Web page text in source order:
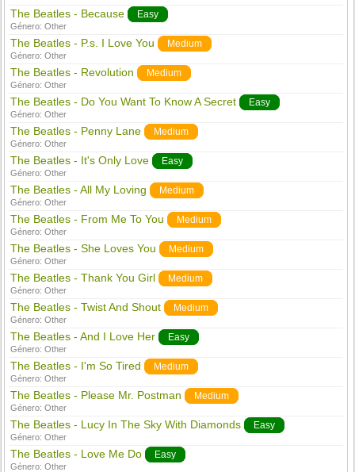
The Beatles - Because Easy
Género:Other
The Beatles - P.s. I Love You Medium
Género:Other
The Beatles - Revolution Medium
Género:Other
The Beatles - Do You Want To Know A Secret Easy
Género:Other
The Beatles - Penny Lane Medium
Género:Other
The Beatles - It's Only Love Easy
Género:Other
The Beatles - All My Loving Medium
Género:Other
The Beatles - From Me To You Medium
Género:Other
The Beatles - She Loves You Medium
Género:Other
The Beatles - Thank You Girl Medium
Género:Other
The Beatles - Twist And Shout Medium
Género:Other
The Beatles - And I Love Her Easy
Género:Other
The Beatles - I'm So Tired Medium
Género:Other
The Beatles - Please Mr. Postman Medium
Género:Other
The Beatles - Lucy In The Sky With Diamonds Easy
Género:Other
The Beatles - Love Me Do Easy
Género:Other